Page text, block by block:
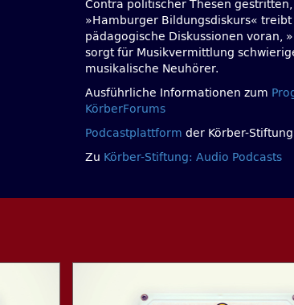
Contra politischer Thesen
»Hamburger Bildungsdiskurs« treibt
pädagogische Diskussionen voran,
sorgt für Musikvermittlung
musikalische Neuhörer.
Ausführliche Informationen zum
KörberForums
Podcastplattform der Körber-Stiftung
Zu Körber-Stiftung: Audio Podcasts